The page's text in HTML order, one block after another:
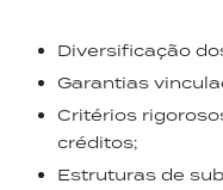
Diversificação
Garantias
Critérios
créditos;
Estruturas de